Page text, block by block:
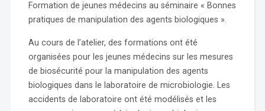
Formation de jeunes médecins au séminaire « Bonnes
pratiques de manipulation des agents biologiques ».
Au cours de l’atelier, des formations ont été
organisées pour les jeunes médecins sur les mesures
de biosécurité pour la manipulation des agents
biologiques dans le laboratoire de microbiologie. Les
accidents de laboratoire ont été modélisés et les